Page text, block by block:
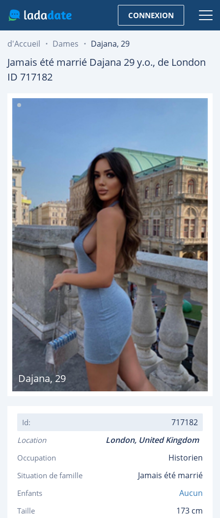
CONNEXION
d'Accueil Dames Dajana, 29
Jamais été marrié Dajana 29y.o., de London
ID 717182
Dajana,29
Id: 717182
Location London, United Kingdom
Occupation Historien
Situation de famille Jamais été marrié
Enfants Aucun
Taille 173 cm